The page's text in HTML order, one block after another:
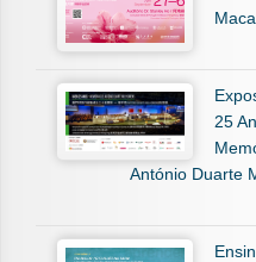
25
António Duarte